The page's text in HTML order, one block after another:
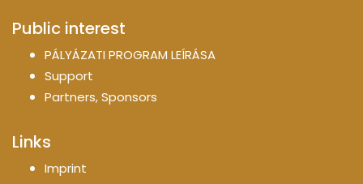
Public interest
PÁLYÁZATI PROGRAM LEÍRÁSA
Support
Partners, Sponsors
Links
Imprint